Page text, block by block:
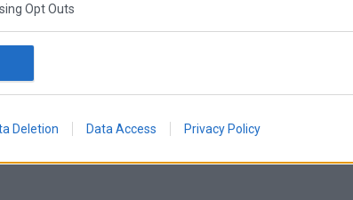
Opt Outs
Deletion Data Access Privacy Policy